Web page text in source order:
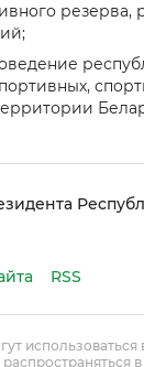
резерва,
RSS
использоваться